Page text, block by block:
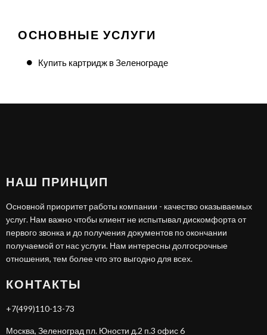
ОСНОВНЫЕ УСЛУГИ
Купить картридж в Зеленограде
НАШ ПРИНЦИП
Основной приоритет работы компании - качество оказываемых
услуг. Нам важно чтобы клиент не испытывал дискомфорта от
первого звонка и до получения документов по окончании
получаемой от нас услуги. Нам интересны долгосрочные
отношения, тем более что это выгодно для всех.
КОНТАКТЫ
+7(499)110-13-73
Москва, Зеленоград пл. Юности д.2 п.3 офис 6